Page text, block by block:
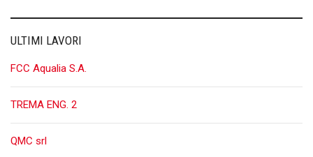
ULTIMI LAVORI
FCC Aqualia S.A.
TREMA ENG. 2
QMC srl